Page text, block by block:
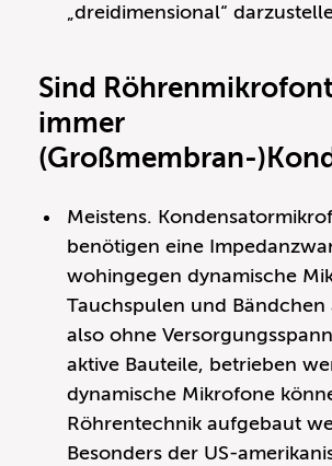
„dreidimensional“
Sind
immer
(Großmembran-
Meistens.
benötigen eine
wohingegen dynamische
Tauchspulen und Bändchen
also ohne
aktive Bauteile, betrieben
dynamische Mikrofone
Röhrentechnik aufgebaut
Besonders der US-